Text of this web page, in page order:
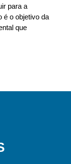
para a
é o objetivo da
que